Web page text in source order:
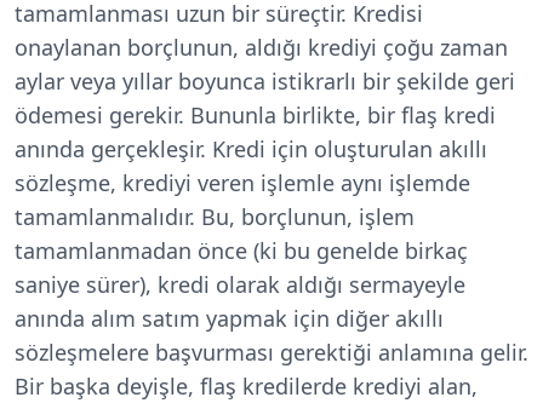
tamamlanması uzun bir süreçtir. Kredisi
onaylanan borçlunun, aldığı krediyi çoğu zaman
aylar veya yıllar boyunca istikrarlı bir şekilde geri
ödemesi gerekir. Bununla birlikte, bir flaş kredi
anında gerçekleşir. Kredi için oluşturulan akıllı
sözleşme, krediyi veren işlemle aynı işlemde
tamamlanmalıdır. Bu, borçlunun, işlem
tamamlanmadan önce (ki bu genelde birkaç
saniye sürer), kredi olarak aldığı sermayeyle
anında alım satım yapmak için diğer akıllı
sözleşmelere başvurması gerektiği anlamına gelir.
Bir başka deyişle, flaş kredilerde krediyi alan,